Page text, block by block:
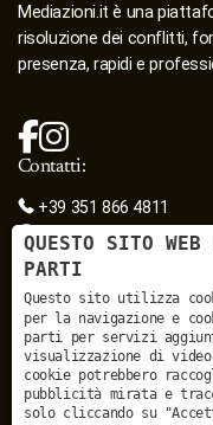
Mediazioni.it è una
risoluzione dei conflitti,
presenza, rapidi e
Contatti:
+39 351 866 4811
segreteria@mediazioni.it
Sede legale:
Piazza Pradaval, 12/B -
Sede secondaria:
Via Giovanni Acerbi, 28
Mediazioni.it - sedi in
MEDIAZIONI.IT - SEDI IN
QUESTO SITO
PARTI
Questo sito utilizza
per la navigazione e
parti per servizi
visualizzazione di
cookie potrebbero
pubblicità mirata e
solo cliccando su